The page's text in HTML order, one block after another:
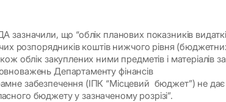
зазначили, що “облік планових показників
розпорядників коштів нижчого рівня
облік закуплених ними предметів і матеріалів за
Департаменту фінансів
забезпечення (ІПК “Місцевий бюджет”) не дає
бюджету у зазначеному розрізі”.